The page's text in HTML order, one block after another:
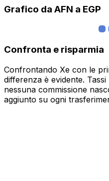
Grafico da AFN a EGP
Confronta e risparmia
Confrontando Xe con le
differenza è evidente.
nessuna commissione
aggiunto su ogni